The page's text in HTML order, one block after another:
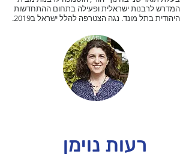
המדרש לרבנות ישראלית ופעילה בתחום ההתחדשות
היהודית בתל מונד. נגה הצטרפה להלל ישראל ב2019.
רעות נוימן